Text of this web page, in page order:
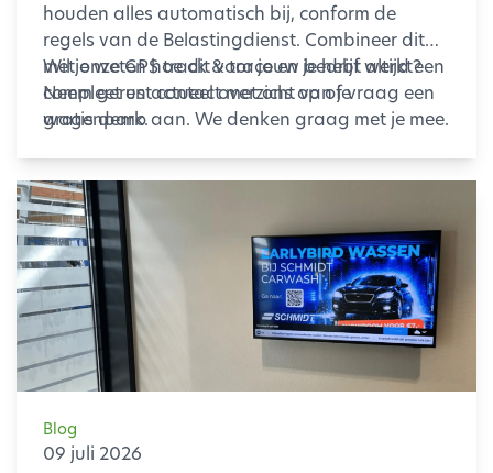
houden alles automatisch bij, conform de
regels van de Belastingdienst. Combineer dit
met onze GPS track & trace en je hebt altijd een
compleet en actueel overzicht van je
wagenpark.
Wil je weten hoe dit voor jouw bedrijf werkt?
Neem gerust contact met ons op of vraag een
gratis demo aan. We denken graag met je mee.
Blog
09 juli 2026